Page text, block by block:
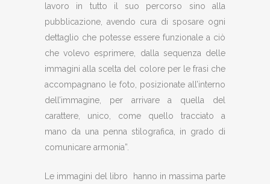
lavoro in tutto il suo percorso sino alla
pubblicazione, avendo cura di sposare ogni
dettaglio che potesse essere funzionale a ciò
che volevo esprimere, dalla sequenza delle
immagini alla scelta del colore per le frasi che
accompagnano le foto, posizionate all’interno
dell’immagine, per arrivare a quella del
carattere, unico, come quello tracciato a
mano da una penna stilografica, in grado di
comunicare armonia”.
Le immagini del libro hanno in massima parte